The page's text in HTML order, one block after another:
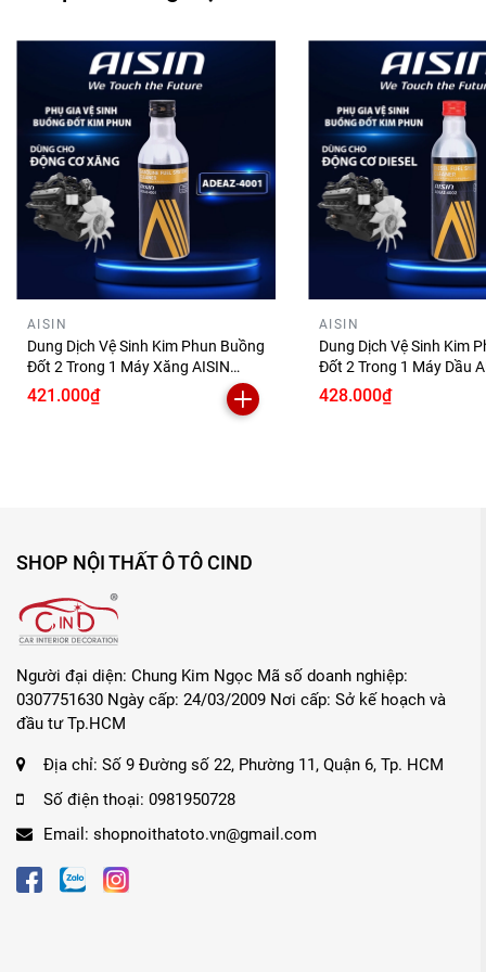
3. Canh chỉnh lại áp lực phanh theo tiêu chuẩn nhà sản xuất.
4. Đậy kín nắp chai phần dầu thắng còn dư để sử dụng cho
Lưu ý: Không pha trộn với dầu phanh khác nếu không rõ
Khuyến nghị thay dầu phanh ô tô sau khoảng 2 năm hoặc
điều kiện bụi bẩn, độ ẩm cao hoặc sử dụng phanh liên tục,
Thông tin kỹ thuật:
Dầu Phanh Và Ly Hợp Tổng Hợp AISIN
Tiêu chuẩn an toàn phanh Hoa Kỳ FMVSS & tiêu
Công thức: DOT 4
Dung tích: 500ml
AISIN
Dung Dịch Vệ Sinh Kim Phun Buồng
Đốt 2 Trong 1 Máy Xăng AISIN
200ml ADEAZ-4001 Phụ Gia Làm
Sạch Động Cơ Ô Tô
421.000₫
AISIN
Dung Dịch Vệ Sinh Kim
Đốt 2 Trong 1 Máy Dầu
250ml ADEAZ-4002 Phụ Gia Làm
Sạch Hệ Thống Nhiên Liệu
428.000₫
SHOP NỘI THẤT Ô TÔ CIND
Người đại diện: Chung Kim Ngọc Mã số doanh nghiệp:
0307751630 Ngày cấp: 24/03/2009 Nơi cấp: Sở kế hoạch và
đầu tư Tp.HCM
Địa chỉ: Số 9 Đường số 22, Phường 11, Quận 6, Tp. HCM
Số điện thoại: 0981950728
Email: shopnoithatoto.vn@gmail.com